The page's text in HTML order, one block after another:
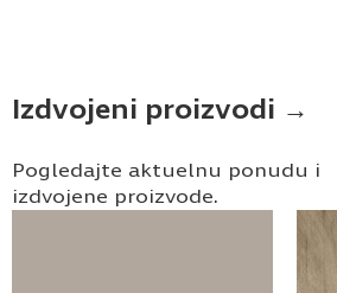
Izdvojeni proizvodi →
Pogledajte aktuelnu ponudu i
izdvojene proizvode.